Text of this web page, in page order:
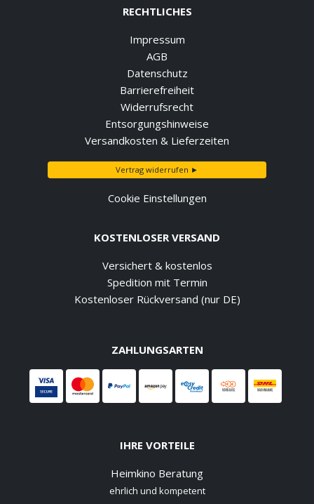
RECHTLICHES
Impressum
AGB
Datenschutz
Barrierefreiheit
Widerrufsrecht
Entsorgungshinweise
Versandkosten & Lieferzeiten
Vertrag widerrufen ►
Cookie Einstellungen
KOSTENLOSER VERSAND
Versichert & kostenlos
Spedition mit Termin
Kostenloser Rückversand (nur DE)
ZAHLUNGSARTEN
IHRE VORTEILE
Heimkino Beratung
ehrlich und kompetent